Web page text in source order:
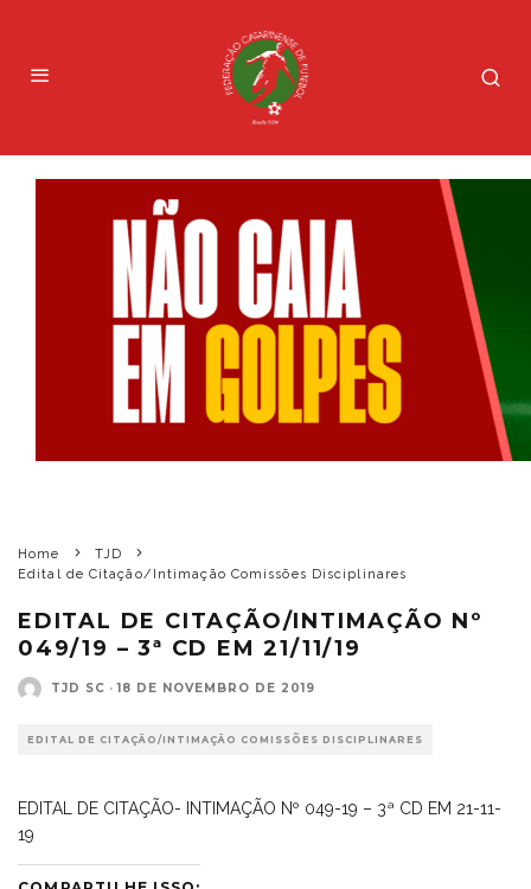
Home
TJD
Edital de Citação/Intimação Comissões Disciplinares
EDITAL DE CITAÇÃO/INTIMAÇÃO Nº
049/19 – 3ª CD EM 21/11/19
TJD SC · 18 DE NOVEMBRO DE 2019
EDITAL DE CITAÇÃO/INTIMAÇÃO COMISSÕES DISCIPLINARES
EDITAL DE CITAÇÃO- INTIMAÇÃO Nº 049-19 – 3ª CD EM 21-11-
19